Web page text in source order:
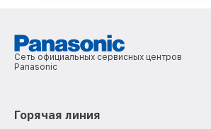
Сеть официальных сервисных центров
Panasonic
Горячая линия